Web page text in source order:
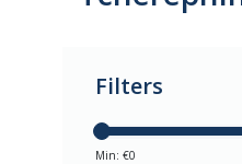
Filters
Min: €0